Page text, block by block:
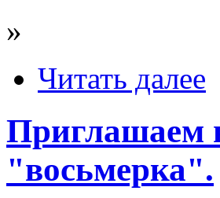
»
Читать далее
Приглашаем
"восьмерка".